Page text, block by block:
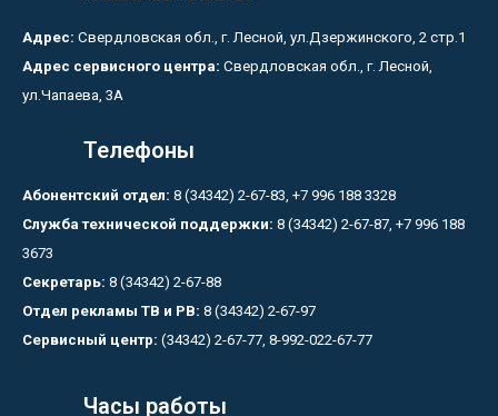
Адрес: Свердловская обл., г. Лесной, ул.Дзержинского, 2 стр.1
Адрес сервисного центра: Свердловская обл., г. Лесной,
ул.Чапаева, 3А
Телефоны
Абонентский отдел: 8 (34342) 2-67-83, +7 996 188 3328
Служба технической поддержки: 8 (34342) 2-67-87, +7 996 188
3673
Секретарь: 8 (34342) 2-67-88
Отдел рекламы ТВ и РВ: 8 (34342) 2-67-97
Сервисный центр: (34342) 2-67-77, 8-992-022-67-77
Часы работы